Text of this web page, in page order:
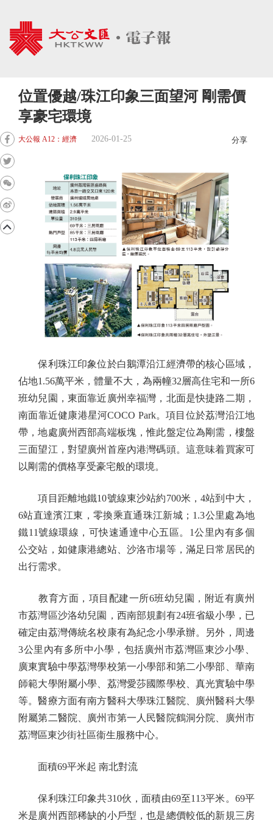
位置優越/珠江印象三面望河 剛需價
享豪宅環境
大公報 A12：經濟 2026-01-25 分享
保利珠江印象位於白鵝潭沿江經濟帶的核心區域，
佔地1.56萬平米，體量不大，為兩幢32層高住宅和一所6
班幼兒園，東面靠近廣州幸福灣，北面是快捷路二期，
南面靠近健康港星河COCO Park。項目位於荔灣沿江地
帶，地處廣州西部高端板塊，惟此盤定位為剛需，樓盤
三面望江，對望廣州首座內港灣碼頭。這意味着買家可
以剛需的價格享受豪宅般的環境。
項目距離地鐵10號線東沙站約700米，4站到中大，
6站直達濱江東，零換乘直通珠江新城；1.3公里處為地
鐵11號線環線，可快速通達中心五區。1公里內有多個
公交站，如健康港總站、沙洛市場等，滿足日常居民的
出行需求。
教育方面，項目配建一所6班幼兒園，附近有廣州
市荔灣區沙洛幼兒園，西南部規劃有24班省級小學，已
確定由荔灣傳統名校康有為紀念小學承辦。另外，周邊
3公里內有多所中小學，包括廣州市荔灣區東沙小學、
廣東實驗中學荔灣學校第一小學部和第二小學部、華南
師範大學附屬小學、荔灣愛莎國際學校、真光實驗中學
等。醫療方面有南方醫科大學珠江醫院、廣州醫科大學
附屬第二醫院、廣州市第一人民醫院鶴洞分院、廣州市
荔灣區東沙街社區衞生服務中心。
面積69平米起 南北對流
保利珠江印象共310伙，面積由69至113平米。69平
米是廣州西部稀缺的小戶型，也是總價較低的新規三房